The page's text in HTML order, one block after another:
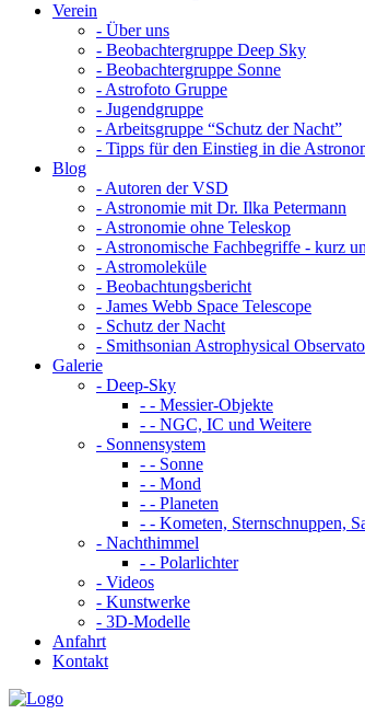
Verein
- Über uns
- Beobachtergruppe Deep Sky
- Beobachtergruppe Sonne
- Astrofoto Gruppe
- Jugendgruppe
- Arbeitsgruppe “Schutz der Nacht”
- Tipps für den Einstieg in die
Blog
- Autoren der VSD
- Astronomie mit Dr. Ilka Petermann
- Astronomie ohne Teleskop
- Astronomische Fachbegriffe - kurz
- Astromoleküle
- Beobachtungsbericht
- James Webb Space Telescope
- Schutz der Nacht
- Smithsonian Astrophysical
Galerie
- Deep-Sky
- - Messier-Objekte
- - NGC, IC und Weitere
- Sonnensystem
- - Sonne
- - Mond
- - Planeten
- - Kometen, Sternschnuppen,
- Nachthimmel
- - Polarlichter
- Videos
- Kunstwerke
- 3D-Modelle
Anfahrt
Kontakt